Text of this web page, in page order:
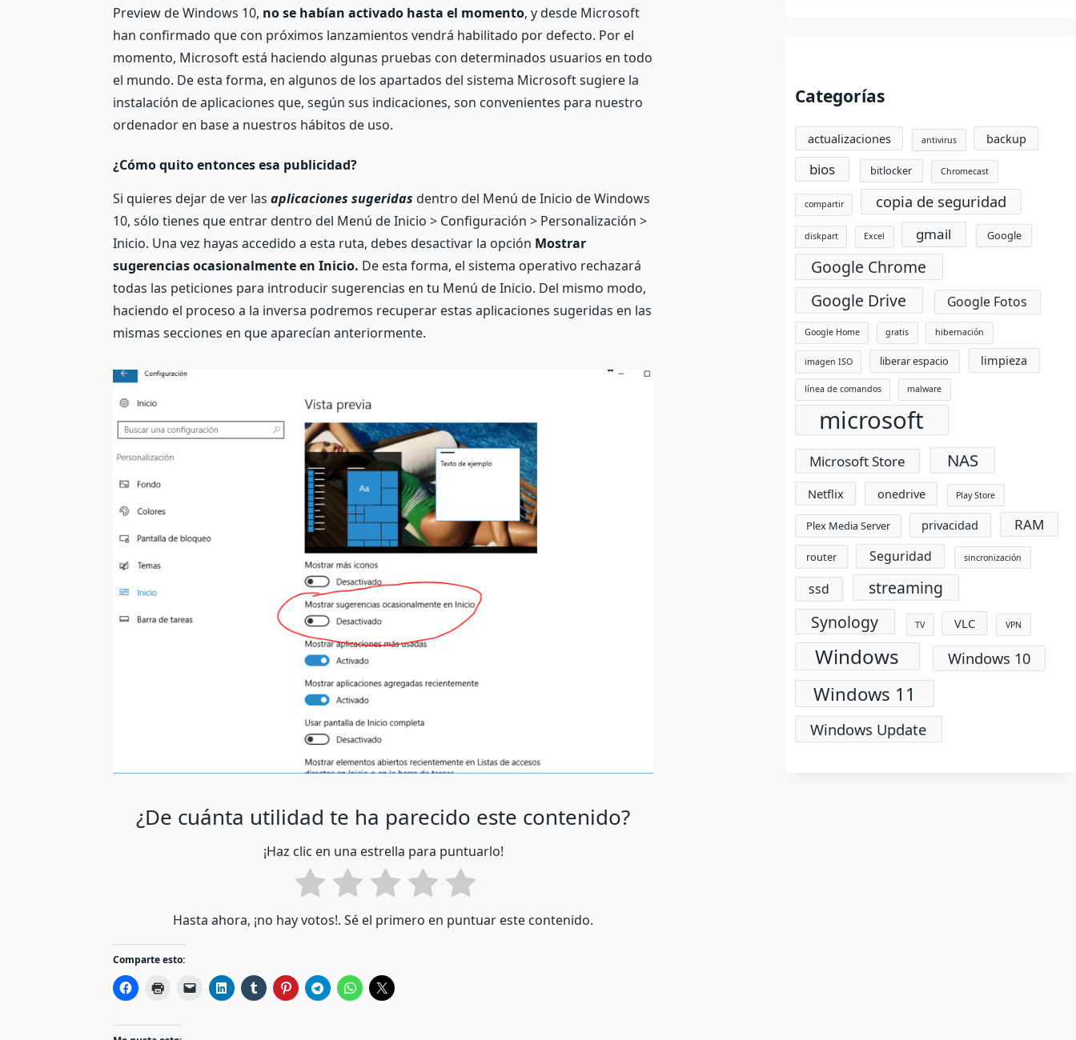
Preview de Windows 10, no se habían activado hasta el momento, y desde Microsoft
han confirmado que con próximos lanzamientos vendrá habilitado por defecto. Por el
momento, Microsoft está haciendo algunas pruebas con determinados usuarios en todo
el mundo. De esta forma, en algunos de los apartados del sistema Microsoft sugiere la
instalación de aplicaciones que, según sus indicaciones, son convenientes para nuestro
ordenador en base a nuestros hábitos de uso.
¿Cómo quito entonces esa publicidad?
Si quieres dejar de ver lasaplicaciones sugeridas dentro del Menú de Inicio de Windows
10, sólo tienes que entrar dentro del Menú de Inicio > Configuración > Personalización >
Inicio. Una vez hayas accedido a esta ruta, debes desactivar la opción Mostrar
sugerencias ocasionalmente en Inicio. De esta forma, el sistema operativo rechazará
todas las peticiones para introducir sugerencias en tu Menú de Inicio. Del mismo modo,
haciendo el proceso a la inversa podremos recuperar estas aplicaciones sugeridas en las
mismas secciones en que aparecían anteriormente.
¿De cuánta utilidad te ha parecido este contenido?
¡Haz clic en una estrella para puntuarlo!
Hasta ahora, ¡no hay votos!. Sé el primero en puntuar este contenido.
Comparte esto:
Categorías
actualizaciones antivirus backup
bios bitlocker Chromecast
compartir copia de seguridad
diskpart Excel gmail Google
Google Chrome
Google Drive
Google Fotos
Google Home gratis hibernación
imagen ISO liberar espacio limpieza
línea de comandos malware
microsoft
Microsoft Store NAS
Netflix onedrive Play Store
Plex Media Server privacidad RAM
router Seguridad sincronización
ssd
streaming
Synology
TV VLC VPN
Windows Windows 10
Windows 11
Windows Update